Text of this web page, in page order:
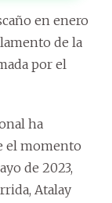
en enero
de la
por el
ha
el momento
de 2023,
Atalay